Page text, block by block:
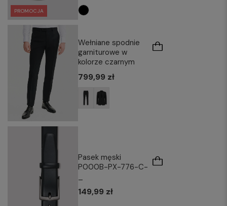
PROMOCJA
Wełniane spodnie
garniturowe w
kolorze czarnym
799,99 zł
Pasek męski
P000B-PX-776-C-
149,99 zł